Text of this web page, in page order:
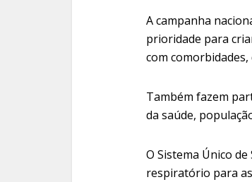
A campanha
prioridade para
com
Também fazem
da saúde,
O Sistema Único
respiratório para